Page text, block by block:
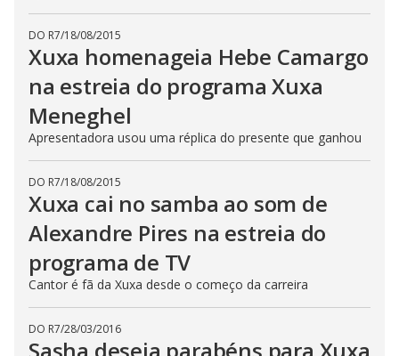
DO R7/18/08/2015
Xuxa homenageia Hebe Camargo
na estreia do programa Xuxa
Meneghel
Apresentadora usou uma réplica do presente que ganhou
DO R7/18/08/2015
Xuxa cai no samba ao som de
Alexandre Pires na estreia do
programa de TV
Cantor é fã da Xuxa desde o começo da carreira
DO R7/28/03/2016